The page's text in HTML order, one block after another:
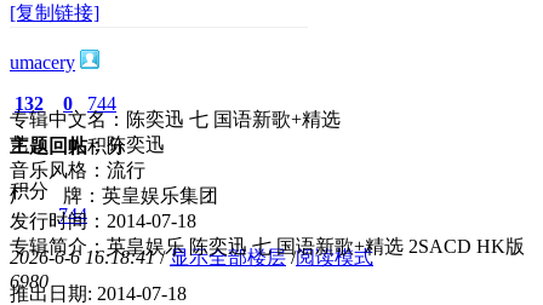
[复制链接]
umacery
132
主题
0
回帖
744
积分
积分
744
2026-6-6 16:18:41 / 显示全部楼层 /阅读模式
6980
专辑中文名：陈奕迅 七 国语新歌+精选
艺 人：陈奕迅
音乐风格：流行
厂 牌：英皇娱乐集团
发行时间：2014-07-18
专辑简介：英皇娱乐 陈奕迅 七 国语新歌+精选 2SACD HK版
推出日期: 2014-07-18